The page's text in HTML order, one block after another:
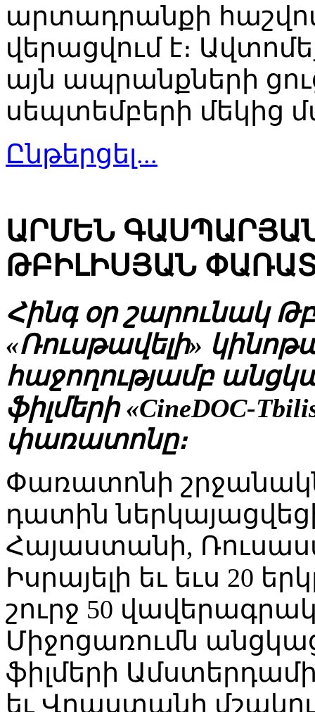
արտադրանքի
վերացվում է։
այն ապրանքների
սեպտեմբերի մեկից
Ընթերցել...
ԱՐՄԵՆ
ԹԲԻԼԻՍՅԱՆ
Հինգ օր շարունակ
«Ռուսթավելի»
հաջողությամբ
ֆիլմերի «CineDOC-
փառատոնը։
Փառատոնի
դատին
Հայաստանի,
Իսրայելի եւ եւս 20
շուրջ 50
Միջոցառումն
ֆիլմերի
եւ Վրաստանի